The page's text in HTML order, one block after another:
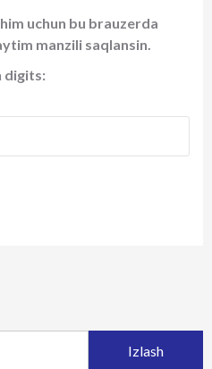
uchun bu brauzerda
manzili saqlansin.
digits: